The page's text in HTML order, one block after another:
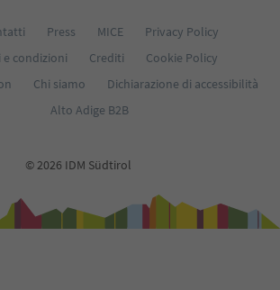
Press MICE
Privacy Policy
e condizioni
Crediti
Cookie Policy
Chi siamo
Dichiarazione di accessibilità
Alto Adige B2B
© 2026 IDM Südtirol